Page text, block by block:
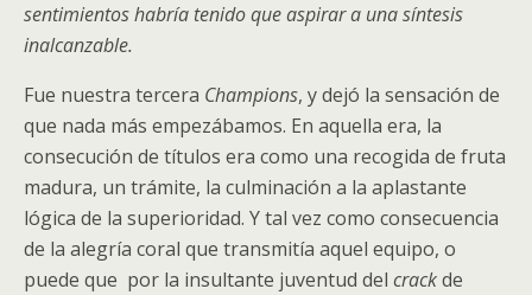
sentimientos habría tenido que aspirar a una síntesis
inalcanzable.
Fue nuestra tercera Champions, y dejó la sensación de
que nada más empezábamos. En aquella era, la
consecución de títulos era como una recogida de fruta
madura, un trámite, la culminación a la aplastante
lógica de la superioridad. Y tal vez como consecuencia
de la alegría coral que transmitía aquel equipo, o
puede que por la insultante juventud del crackde